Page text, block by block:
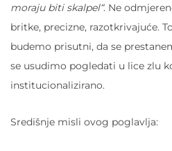
moraju biti skalpel“. Ne
britke, precizne, razotkrivajuće.
budemo prisutni, da se
se usudimo pogledati u lice zlu
institucionalizirano.
Središnje misli ovog poglavlja: